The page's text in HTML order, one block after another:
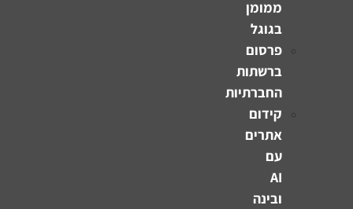
ממומן
בגוגל
פרסום
ברשתות
החברתיות
קידום
אתרים
עם
AI
ובינה